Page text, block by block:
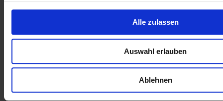
Alle zulassen
Auswahl erlauben
Ablehnen
Ähnliche Artikel